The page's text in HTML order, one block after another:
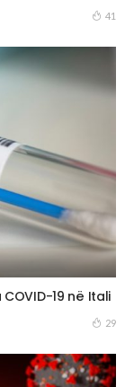
41
19 në Itali
29